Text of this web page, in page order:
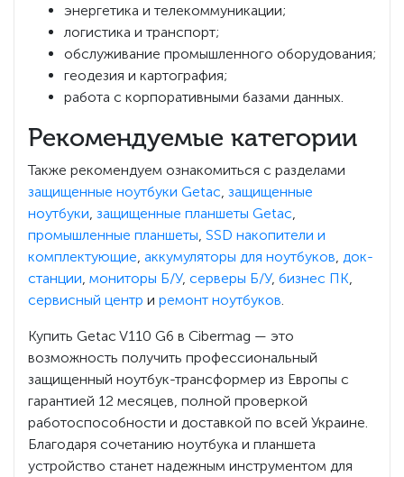
энергетика и телекоммуникации;
логистика и транспорт;
обслуживание промышленного оборудования;
геодезия и картография;
работа с корпоративными базами данных.
Рекомендуемые категории
Также рекомендуем ознакомиться с разделами
защищенные ноутбуки Getac защищенные
ноутбуки защищенные планшеты Getac
промышленные планшеты SSD накопители и
комплектующие аккумуляторы для ноутбуков док-
станции мониторы Б/У, серверы Б/У, бизнес ПК
сервисный центр и ремонт ноутбуков
Купить Getac V110 G6 в Cibermag — это
возможность получить профессиональный
защищенный ноутбук-трансформер из Европы с
гарантией 12 месяцев, полной проверкой
работоспособности и доставкой по всей Украине.
Благодаря сочетанию ноутбука и планшета
устройство станет надежным инструментом для